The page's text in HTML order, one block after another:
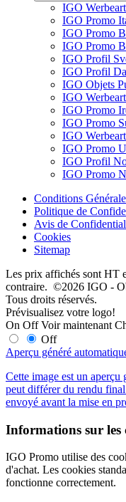
IGO
IGO Promo
IGO Promo
IGO Promo
IGO Profil
IGO Profil
IGO Objets
IGO
IGO Promo
IGO Promo
IGO
IGO Promo
IGO Profil
IGO Promo
Conditions
Politique de
Avis de
Cookies
Sitemap
Les prix affichés sont HT
contraire. ©2026 IGO -
Tous droits réservés.
Prévisualisez votre logo!
On Off Voir maintenant
Off
Aperçu généré
Cette image est un
peut différer du rendu
envoyé avant la mise en
Informations sur les
IGO Promo utilise des
d'achat. Les cookies
fonctionne correctement.